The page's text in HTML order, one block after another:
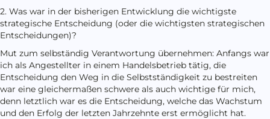
2. Was war in der bisherigen Entwicklung die wichtigste
strategische Entscheidung (oder die wichtigsten strategischen
Entscheidungen)?
Mut zum selbständig Verantwortung übernehmen: Anfangs war
ich als Angestellter in einem Handelsbetrieb tätig, die
Entscheidung den Weg in die Selbstständigkeit zu bestreiten
war eine gleichermaßen schwere als auch wichtige für mich,
denn letztlich war es die Entscheidung, welche das Wachstum
und den Erfolg der letzten Jahrzehnte erst ermöglicht hat.